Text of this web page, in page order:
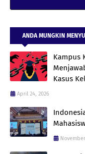
ANDA MUNGKIN
Kampus
Kasus
April 24, 2026